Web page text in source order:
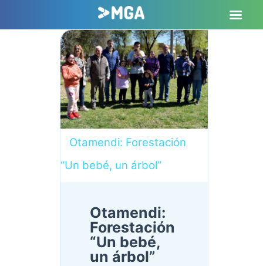
Otamendi: Forestación
“Un bebé, un árbol”
Otamendi:
Forestación
“Un bebé,
un árbol”